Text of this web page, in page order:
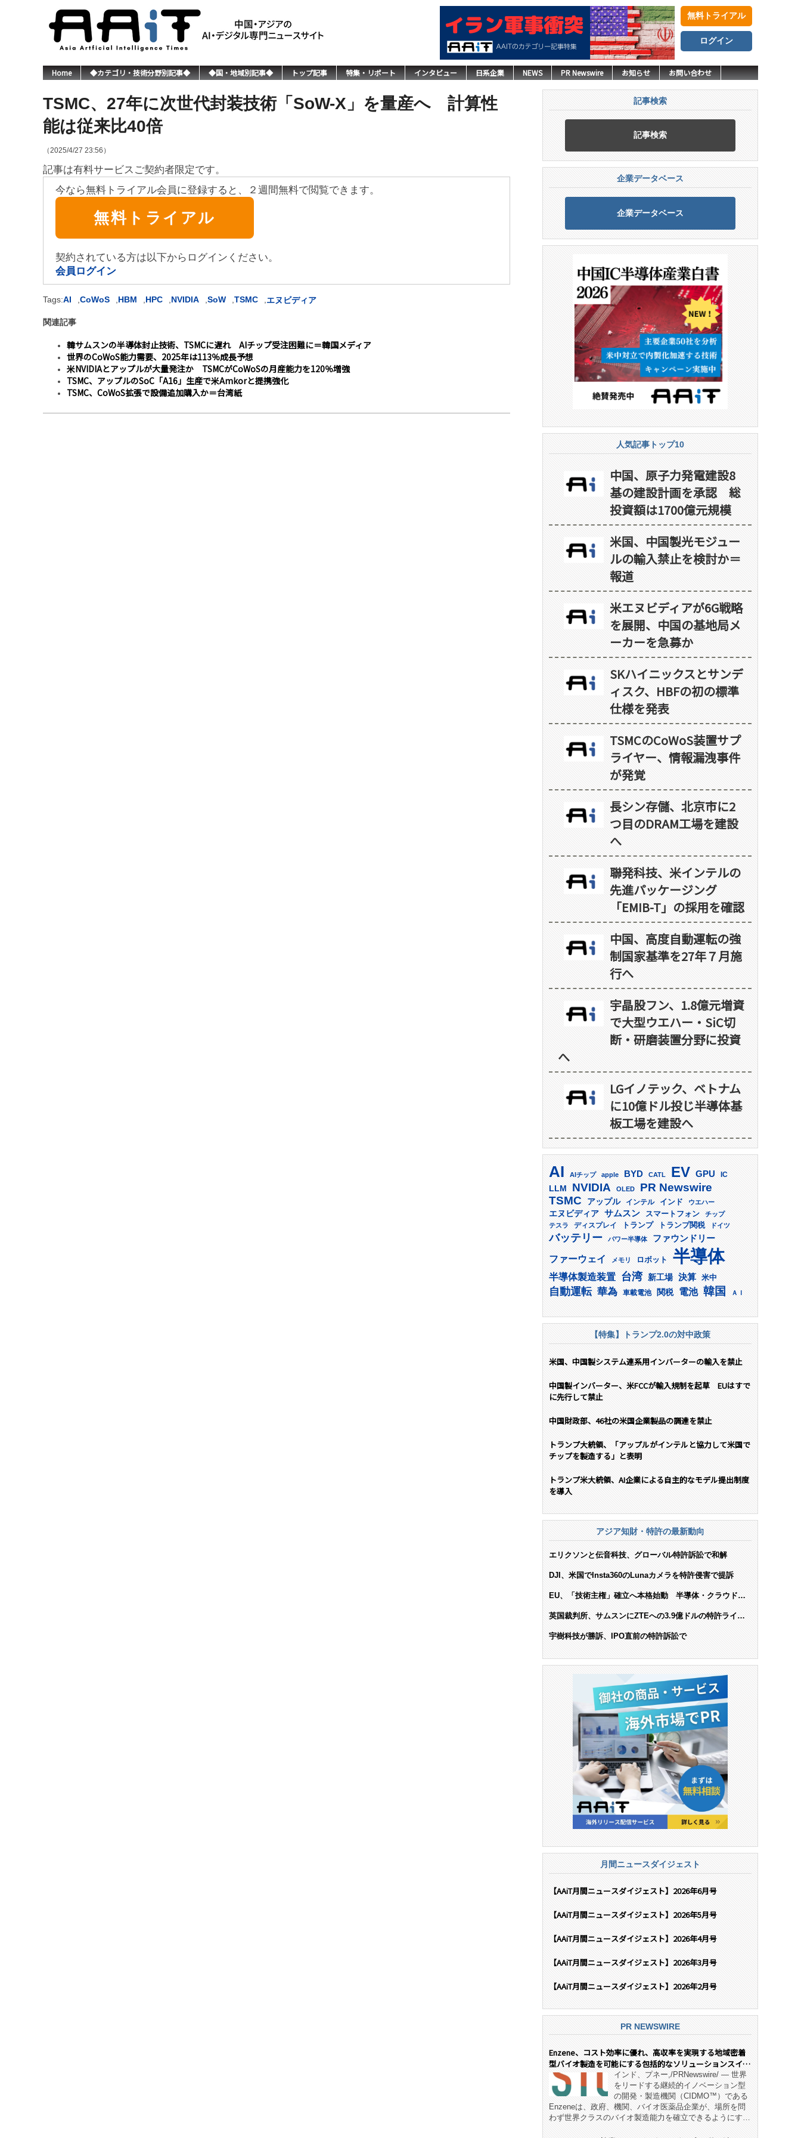
無料トライアル
ログイン
Home ◆カテゴリ・技術分野別記事◆ ◆国・地域別記事◆ トップ記事 特集・リポート インタビュー 日系企業 NEWS PR Newswire お知らせ お問い合わせ
TSMC、27年に次世代封装技術「SoW-X」を量産へ 計算性
能は従来比40倍
（2025/4/27 23:56）
記事は有料サービスご契約者限定です。
今なら無料トライアル会員に登録すると、２週間無料で閲覧できます。
無料トライアル
契約されている方は以下からログインください。
会員ログイン
Tags:AI CoWoS HBM HPC NVIDIA SoW TSMC エヌビディア
関連記事
韓サムスンの半導体封止技術、TSMCに遅れ AIチップ受注困難に＝韓国メディア
世界のCoWoS能力需要、2025年は113％成長予想
米NVIDIAとアップルが大量発注か TSMCがCoWoSの月産能力を120％増強
TSMC、アップルのSoC「A16」生産で米Amkorと提携強化
TSMC、CoWoS拡張で設備追加購入か＝台湾紙
記事検索
記事検索
企業データベース
企業データベース
人気記事トップ10
中国、原子力発電建設8
基の建設計画を承認 総
投資額は1700億元規模
米国、中国製光モジュー
ルの輸入禁止を検討か＝
報道
米エヌビディアが6G戦略
を展開、中国の基地局メ
ーカーを急募か
SKハイニックスとサンデ
ィスク、HBFの初の標準
仕様を発表
TSMCのCoWoS装置サプ
ライヤー、情報漏洩事件
が発覚
長シン存儲、北京市に2
つ目のDRAM工場を建設
へ
聯発科技、米インテルの
先進パッケージング
「EMIB-T」の採用を確認
中国、高度自動運転の強
制国家基準を27年７月施
行へ
宇晶股フン、1.8億元増資
で大型ウエハー・SiC切
断・研磨装置分野に投資
へ
LGイノテック、ベトナム
に10億ドル投じ半導体基
板工場を建設へ
AI AIチップ apple BYD CATL EV GPU IC
LLM NVIDIA OLED PR Newswire
TSMC アップル インテル インド ウエハー
エヌビディア サムスン スマートフォン
チップ
テスラ
ディスプレイ トランプ トランプ関税 ドイツ
バッテリー パワー半導体 ファウンドリー
ファーウェイ メモリ ロボット 半導体
半導体製造装置 台湾 新工場 決算 米中
自動運転 華為 車載電池 関税 電池 韓国 ＡＩ
【特集】トランプ2.0の対中政策
米国、中国製システム連系用インバーターの輸入を禁止
中国製インバーター、米FCCが輸入規制を起草 EUはすで
に先行して禁止
中国財政部、46社の米国企業製品の調達を禁止
トランプ大統領、「アップルがインテルと協力して米国で
チップを製造する」と表明
トランプ米大統領、AI企業による自主的なモデル提出制度
を導入
アジア知財・特許の最新動向
エリクソンと伝音科技、グローバル特許訴訟で和解
DJI、米国でInsta360のLunaカメラを特許侵害で提訴
EU、「技術主権」確立へ本格始動 半導体・クラウド・
英国裁判所、サムスンにZTEへの3.9億ドルの特許ライセ
宇樹科技が勝訴、IPO直前の特許訴訟で
月間ニュースダイジェスト
【AAiT月間ニュースダイジェスト】2026年6月号
【AAiT月間ニュースダイジェスト】2026年5月号
【AAiT月間ニュースダイジェスト】2026年4月号
【AAiT月間ニュースダイジェスト】2026年3月号
【AAiT月間ニュースダイジェスト】2026年2月号
PR NEWSWIRE
Enzene、コスト効率に優れ、高収率を実現する地域密着
型バイオ製造を可能にする包括的なソリューションスイー
ト「NeX™」 をリリースインド、プネー,/PRNewswire/ — 世界
をリードする継続的イノベーション型
の開発・製造機関（CIDMO™）である
Enzeneは、政府、機関、バイオ医薬品企業が、場所を問
わず世界クラスのバイオ製造能力を確立できるようにす